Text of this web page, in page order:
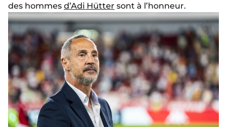
des hommes d’Adi Hütter sont à l’honneur.